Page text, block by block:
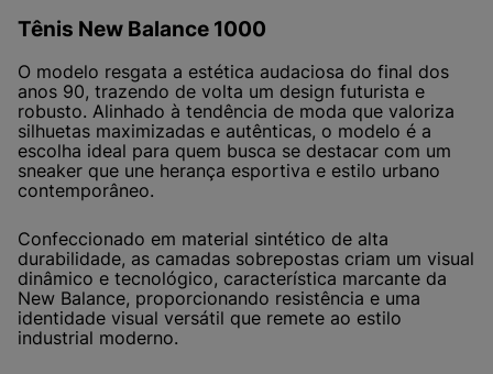
Tênis New Balance 1000
O modelo resgata a estética audaciosa do final dos
anos 90, trazendo de volta um design futurista e
robusto. Alinhado à tendência de moda que valoriza
silhuetas maximizadas e autênticas, o modelo é a
escolha ideal para quem busca se destacar com um
sneaker que une herança esportiva e estilo urbano
contemporâneo.
Confeccionado em material sintético de alta
durabilidade, as camadas sobrepostas criam um visual
dinâmico e tecnológico, característica marcante da
New Balance, proporcionando resistência e uma
identidade visual versátil que remete ao estilo
industrial moderno.